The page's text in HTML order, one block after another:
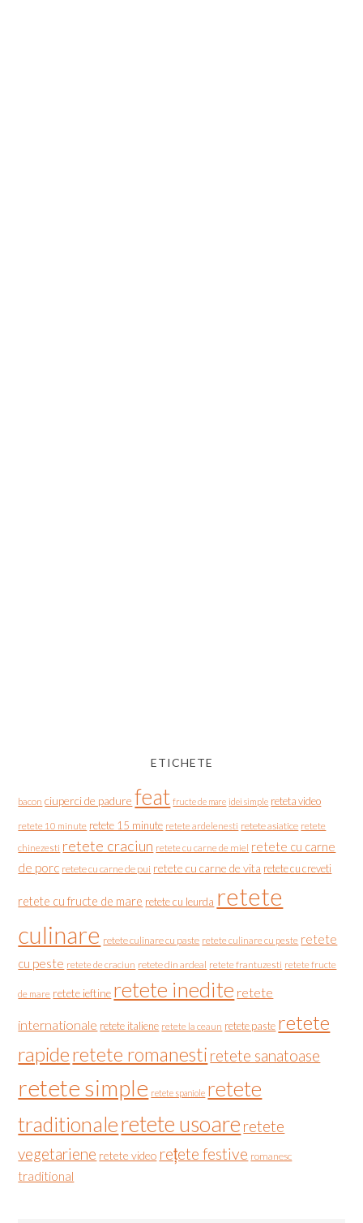
ETICHETE
bacon ciuperci de padure feat fructe de mare idei simple reteta video
retete 10 minute retete 15 minute retete ardelenesti retete asiatice retete
chinezesti retete craciun retete cu carne de miel retete cu carne
de porc retete cu carne de pui retete cu carne de vita retete cu creveti
retete cu fructe de mare retete cu leurda retete
culinare retete culinare cu paste retete culinare cu peste retete
cu peste retete de craciun retete din ardeal retete frantuzesti retete fructe
de mare retete ieftine retete inedite retete
internationale retete italiene retete la ceaun retete paste retete
rapideretete romanesti retete sanatoase
retete simple retete spaniole retete
traditionaleretete usoare retete
vegetariene retete video rețete festive romanesc
traditional